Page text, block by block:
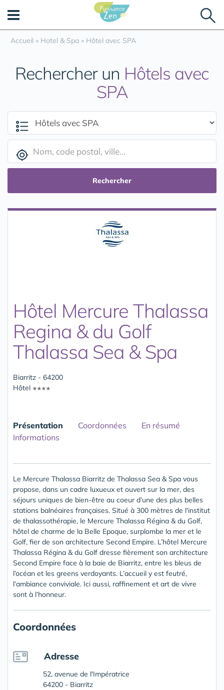
Accueil » Hotel & Spa » Hôtel avec SPA
Rechercher un Hôtels avec
SPA
Rechercher
Hôtel Mercure Thalassa
Regina & du Golf
Thalassa Sea & Spa
Biarritz - 64200
Hôtel
Présentation Coordonnées
En résumé
Informations
Le Mercure Thalassa Biarritz de Thalassa Sea & Spa vous
propose, dans un cadre luxueux et ouvert sur la mer, des
séjours uniques de bien-être au coeur d’une des plus belles
stations balnéaires françaises. Situé à 300 mètres de l'institut
de thalassothérapie, le Mercure Thalassa Régina & du Golf,
hôtel de charme de la Belle Epoque, surplombe la mer et le
Golf, fier de son architecture Second Empire. L’hôtel Mercure
Thalassa Régina & du Golf dresse fièrement son architecture
Second Empire face à la baie de Biarritz, entre les bleus de
l’océan et les greens verdoyants. L’accueil y est feutré,
l’ambiance conviviale. Ici aussi, raffinement et art de vivre
sont à l’honneur.
Coordonnées
Adresse
52, avenue de l'Impératrice
64200 - Biarritz
Panneau de gestion des cookies